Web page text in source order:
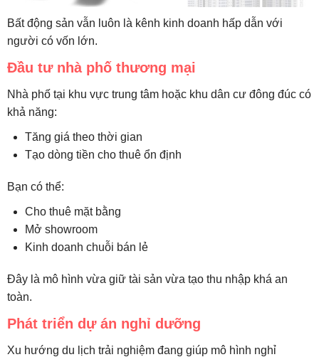
Bất động sản vẫn luôn là kênh kinh doanh hấp dẫn với
người có vốn lớn.
Đầu tư nhà phố thương mại
Nhà phố tại khu vực trung tâm hoặc khu dân cư đông đúc có
khả năng:
Tăng giá theo thời gian
Tạo dòng tiền cho thuê ổn định
Bạn có thể:
Cho thuê mặt bằng
Mở showroom
Kinh doanh chuỗi bán lẻ
Đây là mô hình vừa giữ tài sản vừa tạo thu nhập khá an
toàn.
Phát triển dự án nghỉ dưỡng
Xu hướng du lịch trải nghiệm đang giúp mô hình nghỉ